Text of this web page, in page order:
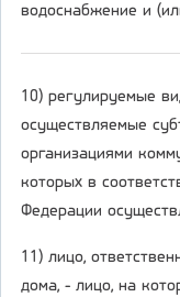
водоснабжение и
10) регулируемые
осуществляемые
организациями
которых в
Федерации
11) лицо,
дома, - лицо, на